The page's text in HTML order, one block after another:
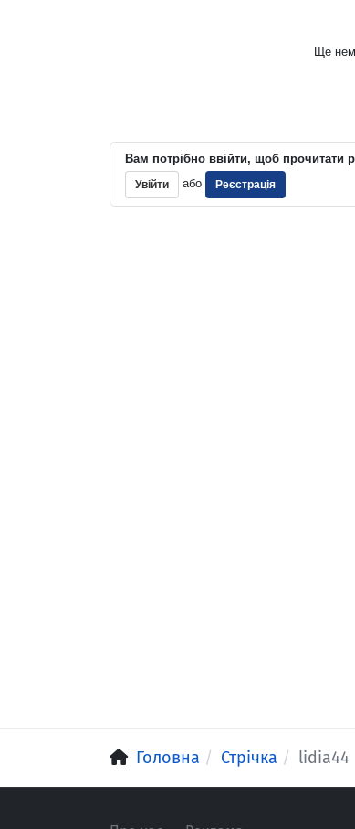
Ще
Вам потрібно ввійти, щоб прочитати
Увійти або Реєстрація
Головна Стрічка lidia44